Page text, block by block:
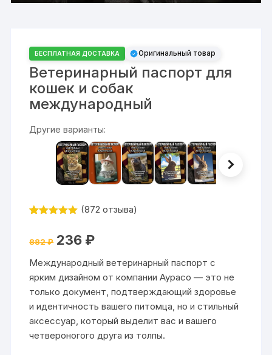
БЕСПЛАТНАЯ ДОСТАВКА Оригинальный товар
Ветеринарный паспорт для
кошек и собак
международный
Другие варианты:
на основе
пользовател
ей
(872 отзыва)
882₽ Первоначальная
цена
882 ₽.
236 ₽Текущая
Международный ветеринарный паспорт с
ярким дизайном от компании Аурасо — это не
только документ, подтверждающий здоровье
и идентичность вашего питомца, но и стильный
аксессуар, который выделит вас и вашего
четвероногого друга из толпы.